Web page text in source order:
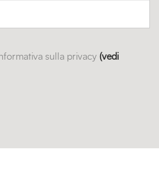
sulla privacy (vedi